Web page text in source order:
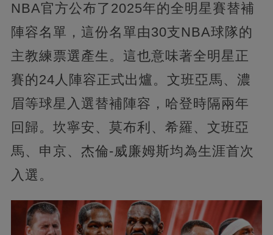
NBA官方公布了2025年的全明星賽替補
陣容名單，這份名單由30支NBA球隊的
主教練票選產生。這也意味著全明星正
賽的24人陣容正式出爐。文班亞馬、濃
眉等球星入選替補陣容，哈登時隔兩年
回歸。坎寧安、莫布利、希羅、文班亞
馬、申京、杰倫-威廉姆斯均為生涯首次
入選。